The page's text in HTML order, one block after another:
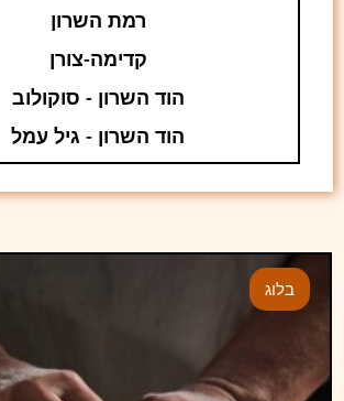
רמת השרון
קדימה-צורן
הוד השרון - סוקולוב
הוד השרון - גיל עמל
בלוג